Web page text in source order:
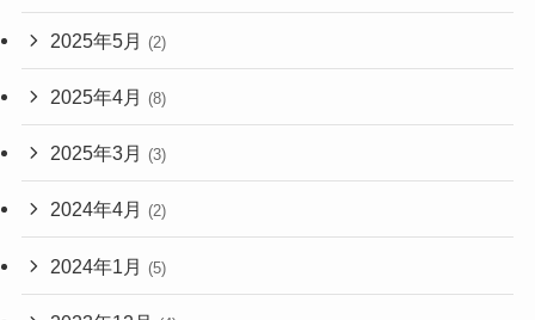
2025年5月 (2)
2025年4月 (8)
2025年3月 (3)
2024年4月 (2)
2024年1月 (5)